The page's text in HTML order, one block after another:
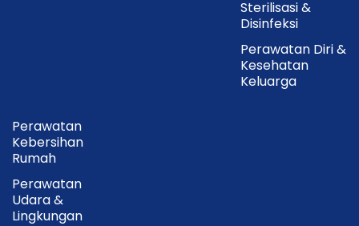
Sterilisasi &
Disinfeksi
Perawatan Diri &
Kesehatan
Keluarga
Perawatan
Kebersihan
Rumah
Perawatan
Udara &
Lingkungan